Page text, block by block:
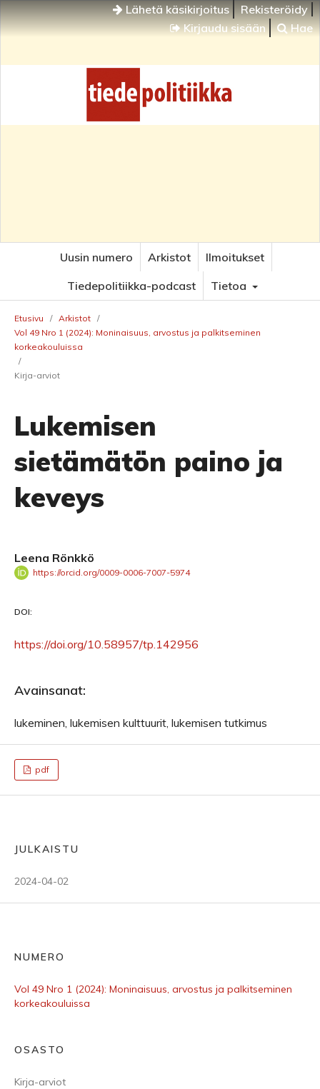
Lähetä käsikirjoitus
Rekisteröidy
Kirjaudu sisään
Hae
Uusin numero Arkistot
Ilmoitukset
Tiedepolitiikka-podcast
Tietoa
Etusivu / Arkistot /
Vol 49 Nro 1 (2024): Moninaisuus, arvostus ja palkitseminen
korkeakouluissa
/
Kirja-arviot
Lukemisen
sietämätön paino ja
keveys
Leena Rönkkö
https://orcid.org/0009-0006-7007-5974
DOI:
https://doi.org/10.58957/tp.142956
Avainsanat:
lukeminen, lukemisen kulttuurit, lukemisen tutkimus
pdf
JULKAISTU
2024-04-02
NUMERO
Vol 49 Nro 1 (2024): Moninaisuus, arvostus ja palkitseminen
korkeakouluissa
OSASTO
Kirja-arviot